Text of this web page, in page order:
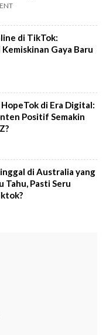
di TikTok:
Gaya Baru
di Era Digital:
Positif Semakin
di Australia yang
Tahu, Pasti Seru